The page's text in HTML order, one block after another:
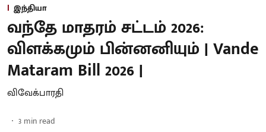
இந்தியா
வந்தே மாதரம் சட்டம் 2026:
விளக்கமும் பின்னனியும் | Vande
Mataram Bill 2026 |
விவேக்பாரதி
3 min read